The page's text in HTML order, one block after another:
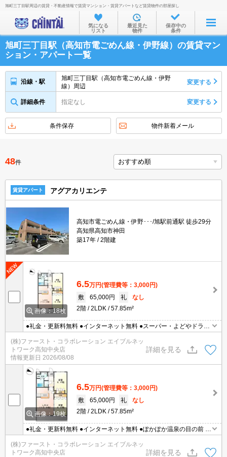
お部屋を探す
沿線・駅から
住所から
家賃相場から
不動産会社から
旭町三丁目駅周辺の賃貸・不動産情報で賃貸マンション・賃貸アパートなど賃貸物件の部屋探し
気になる
リスト
最近見た
物件
保存中の
条件
旭町三丁目駅（高知市電ごめん線・伊野線）の賃貸マン
ション・アパート一覧
沿線・駅
旭町三丁目駅（高知市電ごめん線・伊野
線）周辺
変更する
詳細条件 指定なし 変更する
条件保存 物件新着メール
48件
賃貸アパート アグアカリエンテ
高知市電ごめん線・伊野･･･/旭駅前通駅 徒歩29分
高知県高知市神田
築17年
2階建
画像：18枚
6.5万円(管理費等：3,000円)
敷
65,000円 礼
なし
2階
2LDK 57.85m²
●礼金・更新料無料 ●インターネット無料 ●スーパー・よどやドラッ
グ近くて便利です♪ ●充実設備
(株)ファースト・コラボレーション エイブルネッ
トワーク高知中央店
情報更新日 2026/08/08
詳細を見る
画像：19枚
6.5万円(管理費等：3,000円)
敷
65,000円 礼
なし
2階
2LDK 57.85m²
●礼金・更新料無料 ●インターネット無料 ●ぽかぽか温泉の目の前 ●
スーパー・よどやドラッグ近くて便利です♪ ●浴室乾燥機能など充実
設備 ●新婚さんカップルにおすすめ
(株)ファースト・コラボレーション エイブルネッ
トワーク高知中央店
詳細を見る